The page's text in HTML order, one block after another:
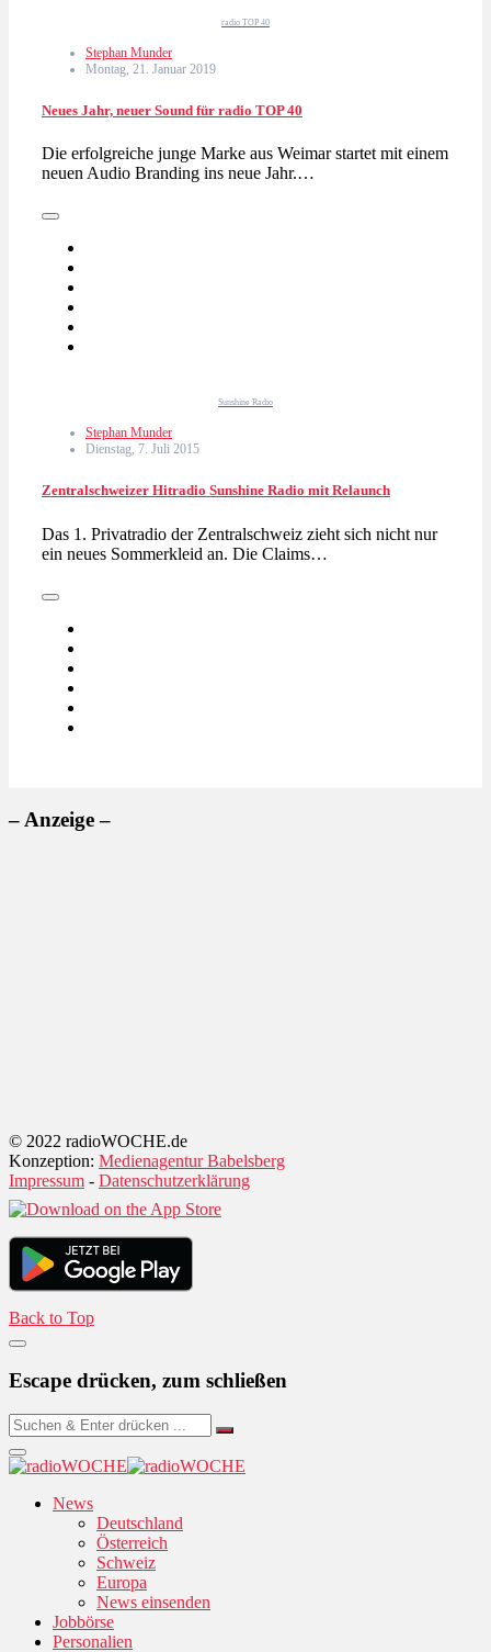
radio TOP 40
Stephan Munder
Montag, 21. Januar 2019
Neues Jahr, neuer Sound für radio TOP 40
Die erfolgreiche junge Marke aus Weimar startet mit einem
neuen Audio Branding ins neue Jahr.…
Sunshine Radio
Stephan Munder
Dienstag, 7. Juli 2015
Zentralschweizer Hitradio Sunshine Radio mit Relaunch
Das 1. Privatradio der Zentralschweiz zieht sich nicht nur
ein neues Sommerkleid an. Die Claims…
– Anzeige –
© 2022 radioWOCHE.de
Konzeption: Medienagentur Babelsberg
Impressum - Datenschutzerklärung
Back to Top
Escape drücken, zum schließen
News
Deutschland
Österreich
Schweiz
Europa
News einsenden
Jobbörse
Personalien